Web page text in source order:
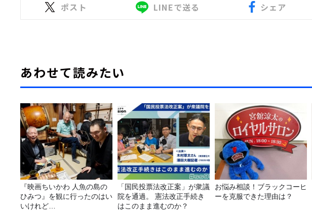
ポスト LINEで送る シェア
あわせて読みたい
『映画ちいかわ 人魚の島の
ひみつ』を観に行ったのはい
いけれど…
「国民投票法改正案」が衆議
院を通過。 憲法改正手続き
はこのまま進むのか？
お悩み相談！ブラックコーヒ
ーを克服できた理由は？